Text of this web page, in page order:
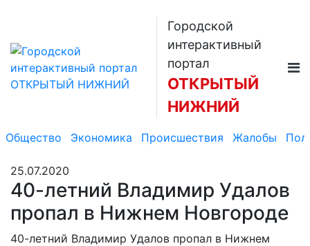
Городской
интерактивный
портал
ОТКРЫТЫЙ
НИЖНИЙ
Общество Экономика Происшествия Жалобы
25.07.2020
40-летний Владимир Удалов
пропал в Нижнем Новгороде
40-летний Владимир Удалов пропал в Нижнем